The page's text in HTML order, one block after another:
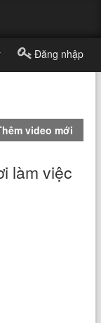
Đăng nhập
video mới
làm việc